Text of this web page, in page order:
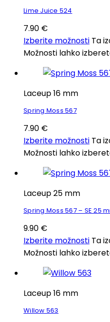
Lime Juice 524
7.90 €
Izberite možnosti Ta
Možnosti lahko
Laceup 16 mm
Spring Moss 567
7.90 €
Izberite možnosti Ta
Možnosti lahko
Laceup 25 mm
Spring Moss 567 – SE 25
9.90 €
Izberite možnosti Ta
Možnosti lahko
Laceup 16 mm
Willow 563